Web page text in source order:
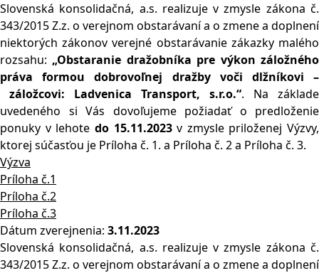
Slovenská konsolidačná, a.s. realizuje v zmysle zákona č.
343/2015 Z.z. o verejnom obstarávaní a o zmene a doplnení
niektorých zákonov verejné obstarávanie zákazky malého
rozsahu: „Obstaranie dražobníka pre výkon záložného
práva formou dobrovoľnej dražby voči dlžníkovi –
záložcovi: Ladvenica Transport, s.r.o.“. Na základe
uvedeného si Vás dovoľujeme požiadať o predloženie
ponuky v lehote do 15.11.2023v zmysle priloženej Výzvy,
ktorej súčasťou je Príloha č. 1. a Príloha č. 2 a Príloha č. 3.
Výzva
Príloha č.1
Príloha č.2
Príloha č.3
Dátum zverejnenia: 3.11.2023
Slovenská konsolidačná, a.s. realizuje v zmysle zákona č.
343/2015 Z.z. o verejnom obstarávaní a o zmene a doplnení